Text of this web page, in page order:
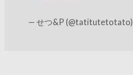
— せつ&P (@tatitutetotato)